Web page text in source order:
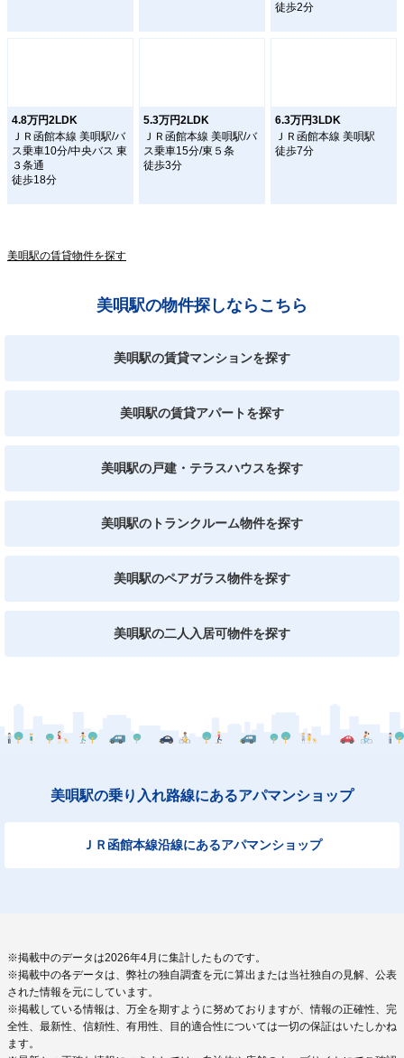
徒歩2分
4.8万円2LDK
ＪＲ函館本線 美唄駅/バ
ス乗車10分/中央バス 東
３条通
徒歩18分
5.3万円2LDK
ＪＲ函館本線 美唄駅/バ
ス乗車15分/東５条
徒歩3分
6.3万円3LDK
ＪＲ函館本線 美唄駅
徒歩7分
美唄駅の賃貸物件を探す
美唄駅の物件探しならこちら
美唄駅の賃貸マンションを探す
美唄駅の賃貸アパートを探す
美唄駅の戸建・テラスハウスを探す
美唄駅のトランクルーム物件を探す
美唄駅のペアガラス物件を探す
美唄駅の二人入居可物件を探す
美唄駅の乗り入れ路線にあるアパマンショップ
ＪＲ函館本線沿線にあるアパマンショップ
※掲載中のデータは2026年4月に集計したものです。
※掲載中の各データは、弊社の独自調査を元に算出または当社独自の見解、公表
された情報を元にしています。
※掲載している情報は、万全を期すように努めておりますが、情報の正確性、完
全性、最新性、信頼性、有用性、目的適合性については一切の保証はいたしかね
ます。